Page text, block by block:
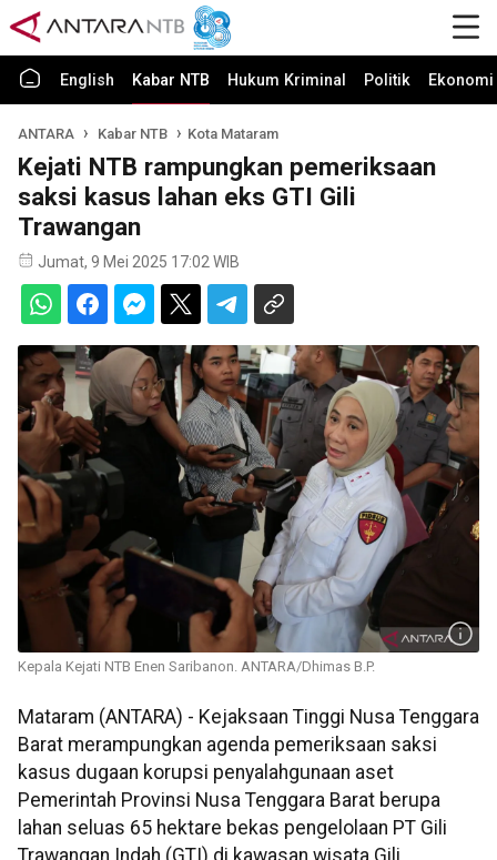
English Kabar NTB Hukum Kriminal Politik
ANTARA Kabar NTB Kota Mataram
Kejati NTB rampungkan pemeriksaan
saksi kasus lahan eks GTI Gili
Trawangan
Jumat, 9 Mei 2025 17:02 WIB
Kepala Kejati NTB Enen Saribanon. ANTARA/Dhimas B.P.
Mataram (ANTARA) - Kejaksaan Tinggi Nusa Tenggara
Barat merampungkan agenda pemeriksaan saksi
kasus dugaan korupsi penyalahgunaan aset
Pemerintah Provinsi Nusa Tenggara Barat berupa
lahan seluas 65 hektare bekas pengelolaan PT Gili